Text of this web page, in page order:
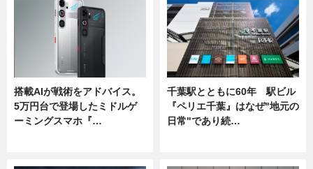
搭載AIが戦術をアドバイス。
5万円台で登場したミドルゲ
ーミングスマホ『…
千葉駅とともに60年 駅ビル
『ペリエ千葉』はなぜ"地元の
日常"であり続…